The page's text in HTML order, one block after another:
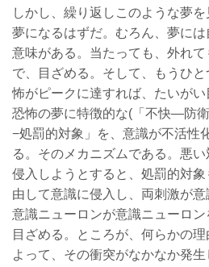
しかし、繰り返しこのような夢
夢になるはずだ。むろん、夢に
意味がある。当たっても、外れ
で、目ざめる。 そして、もうひ
怖がピークに達すれば、たいがい
恐怖の夢に特徴的な(「不快―防
−処罰的対象」を、意識が不活性
る。そのメカニズムである。悪
侵入しようとすると、処罰的対
由して意識に侵入し、両刺激が
意識ニューロンが意識ニューロン
目ざめる。ところが、何らかの
よって、その衝突がなかなか発